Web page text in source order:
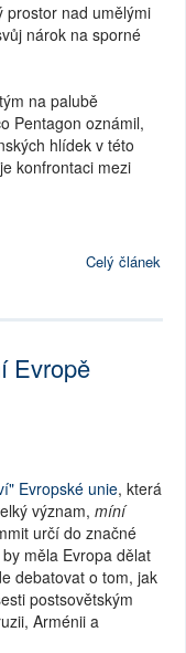
prostor nad umělými
nárok na sporné
na palubě
Pentagon oznámil,
hlídek v této
konfrontaci mezi
Celý článek
Evropě
Evropské unie, která
význam, míní
určí do značné
měla Evropa dělat
debatovat o tom, jak
postsovětským
Arménii a